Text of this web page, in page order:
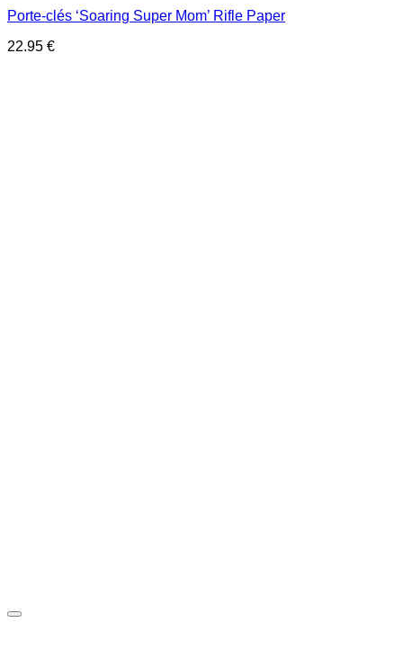
Porte-clés ‘Soaring Super Mom’ Rifle Paper
22.95 €